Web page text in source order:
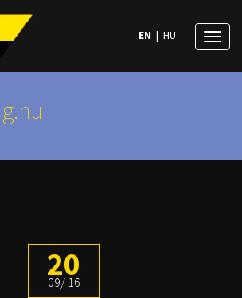
EN | HU
20
09 16